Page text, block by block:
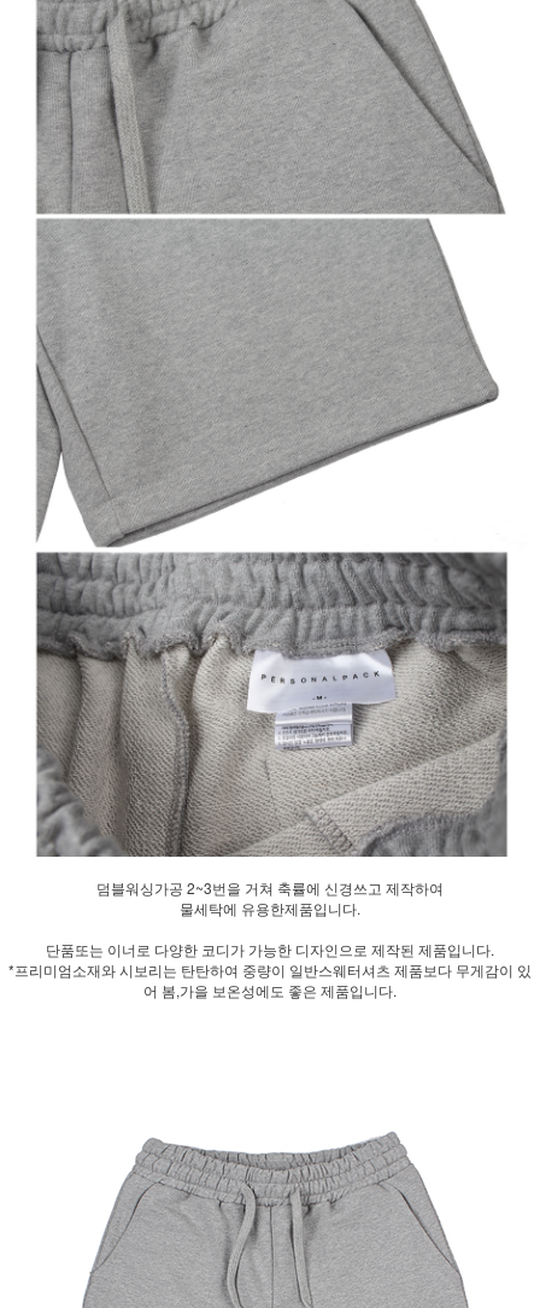
덤블워싱가공 2~3번을 거쳐 축률에 신경쓰고 제작하여
물세탁에 유용한제품입니다.
단품또는 이너로 다양한 코디가 가능한 디자인으로 제작된 제품입니다.
*프리미엄소재와 시보리는 탄탄하여 중량이 일반스웨터셔츠 제품보다 무게감이 있
어 봄,가을 보온성에도 좋은 제품입니다.